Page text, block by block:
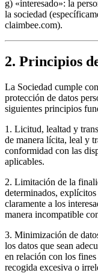
g) «interesado»: la
la sociedad
claimbee.com).
2. Principios
La Sociedad cumple
protección de datos
siguientes principios
1 . Licitud, lealtad y
de manera lícita, leal y
conformidad con las
aplicables.
2. Limitación de la
determinados,
claramente a los
manera incompatible
3. Minimización de
los datos que sean
en relación con los
recogida excesiva o